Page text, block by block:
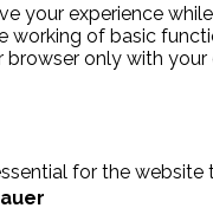
your experience
working of basic
browser only with
for the